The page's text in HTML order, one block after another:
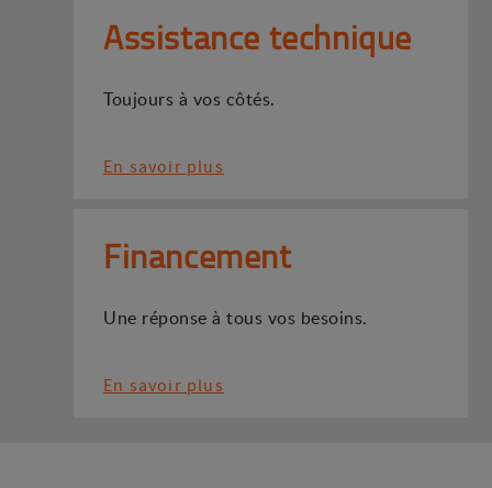
Assistance technique
Toujours à vos côtés.
En savoir plus
Financement
Une réponse à tous vos besoins.
En savoir plus